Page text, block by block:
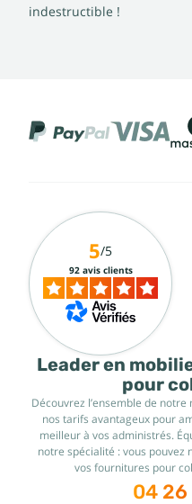
indestructible !
Leader en
pour
Découvrez l’ensemble de
nos tarifs avantageux pour
meilleur à vos administrés.
notre spécialité : vous pouvez
vos fournitures pour
04 26
5/5
92 avis clients